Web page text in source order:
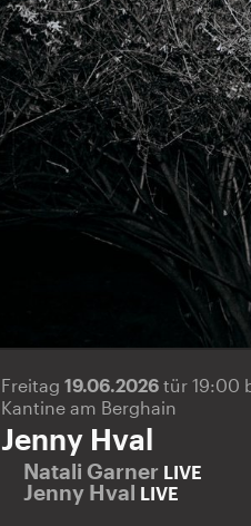
Freitag 19.06.2026 tür 19:00
Kantine am Berghain
Jenny Hval
Natali Garner LIVE
Jenny Hval LIVE